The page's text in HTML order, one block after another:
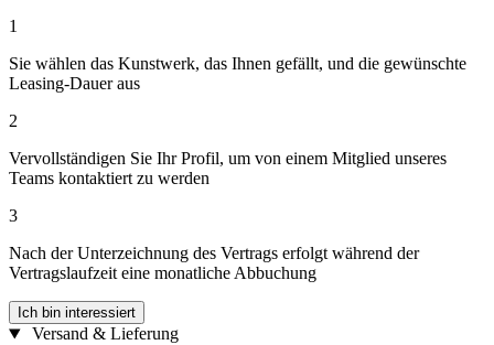
1
Sie wählen das Kunstwerk, das Ihnen gefällt, und die gewünschte
Leasing-Dauer aus
2
Vervollständigen Sie Ihr Profil, um von einem Mitglied unseres
Teams kontaktiert zu werden
3
Nach der Unterzeichnung des Vertrags erfolgt während der
Vertragslaufzeit eine monatliche Abbuchung
Ich bin interessiert
Versand & Lieferung